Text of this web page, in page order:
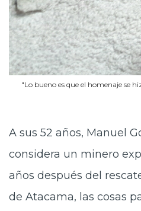
"Lo bueno es que el homenaje se
A sus 52 años, Manuel
considera un minero
años después del
de Atacama, las cosas